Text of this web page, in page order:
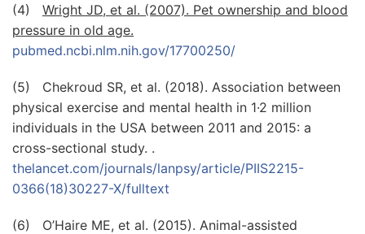
(4) Wright JD, et al. (2007). Pet ownership and blood
pressure in old age.
pubmed.ncbi.nlm.nih.gov/17700250/
(5) Chekroud SR, et al. (2018). Association between
physical exercise and mental health in 1·2 million
individuals in the USA between 2011 and 2015: a
cross-sectional study. .
thelancet.com/journals/lanpsy/article/PIIS2215-
0366(18)30227-X/fulltext
(6) O’Haire ME, et al. (2015). Animal-assisted